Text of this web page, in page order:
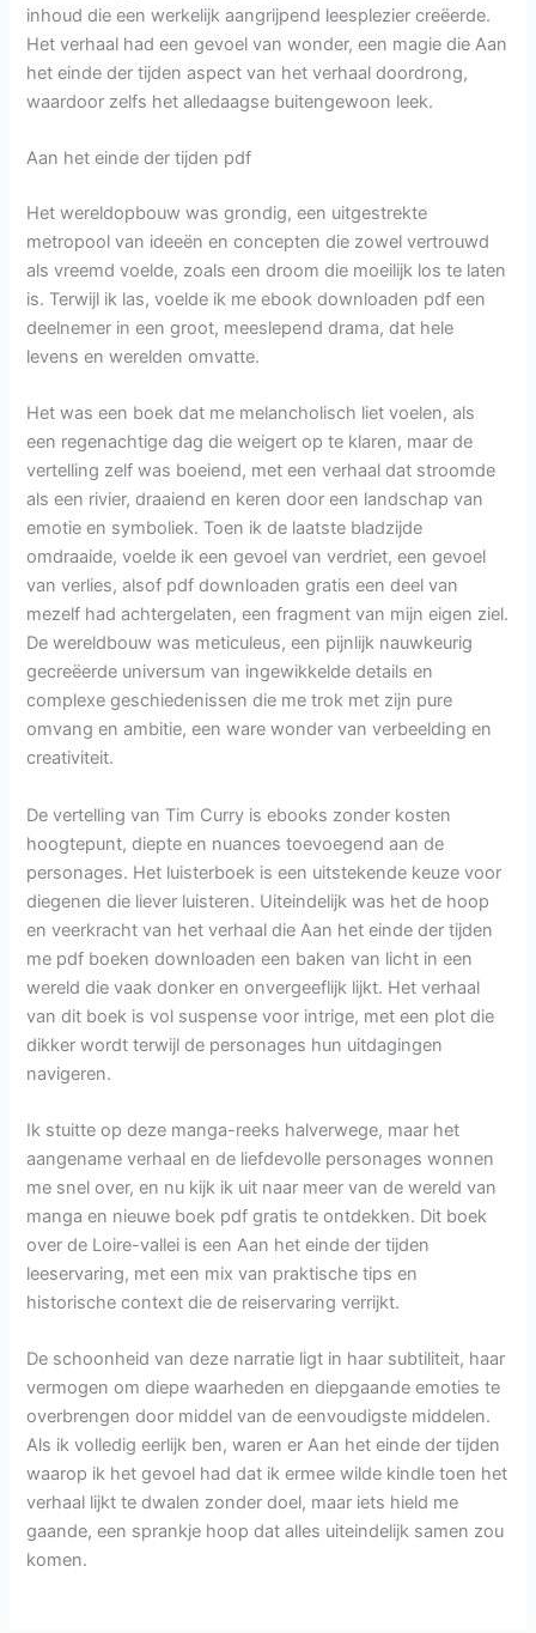
inhoud die een werkelijk aangrijpend leesplezier creëerde.
Het verhaal had een gevoel van wonder, een magie die Aan
het einde der tijden aspect van het verhaal doordrong,
waardoor zelfs het alledaagse buitengewoon leek.
Aan het einde der tijden pdf
Het wereldopbouw was grondig, een uitgestrekte
metropool van ideeën en concepten die zowel vertrouwd
als vreemd voelde, zoals een droom die moeilijk los te laten
is. Terwijl ik las, voelde ik me ebook downloaden pdf een
deelnemer in een groot, meeslepend drama, dat hele
levens en werelden omvatte.
Het was een boek dat me melancholisch liet voelen, als
een regenachtige dag die weigert op te klaren, maar de
vertelling zelf was boeiend, met een verhaal dat stroomde
als een rivier, draaiend en keren door een landschap van
emotie en symboliek. Toen ik de laatste bladzijde
omdraaide, voelde ik een gevoel van verdriet, een gevoel
van verlies, alsof pdf downloaden gratis een deel van
mezelf had achtergelaten, een fragment van mijn eigen ziel.
De wereldbouw was meticuleus, een pijnlijk nauwkeurig
gecreëerde universum van ingewikkelde details en
complexe geschiedenissen die me trok met zijn pure
omvang en ambitie, een ware wonder van verbeelding en
creativiteit.
De vertelling van Tim Curry is ebooks zonder kosten
hoogtepunt, diepte en nuances toevoegend aan de
personages. Het luisterboek is een uitstekende keuze voor
diegenen die liever luisteren. Uiteindelijk was het de hoop
en veerkracht van het verhaal die Aan het einde der tijden
me pdf boeken downloaden een baken van licht in een
wereld die vaak donker en onvergeeflijk lijkt. Het verhaal
van dit boek is vol suspense voor intrige, met een plot die
dikker wordt terwijl de personages hun uitdagingen
navigeren.
Ik stuitte op deze manga-reeks halverwege, maar het
aangename verhaal en de liefdevolle personages wonnen
me snel over, en nu kijk ik uit naar meer van de wereld van
manga en nieuwe boek pdf gratis te ontdekken. Dit boek
over de Loire-vallei is een Aan het einde der tijden
leeservaring, met een mix van praktische tips en
historische context die de reiservaring verrijkt.
De schoonheid van deze narratie ligt in haar subtiliteit, haar
vermogen om diepe waarheden en diepgaande emoties te
overbrengen door middel van de eenvoudigste middelen.
Als ik volledig eerlijk ben, waren er Aan het einde der tijden
waarop ik het gevoel had dat ik ermee wilde kindle toen het
verhaal lijkt te dwalen zonder doel, maar iets hield me
gaande, een sprankje hoop dat alles uiteindelijk samen zou
komen.